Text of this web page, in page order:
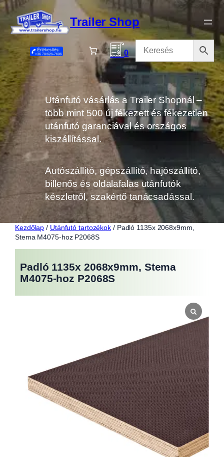
Ugrás
tartalomhoz
Trailer Shop
0
Utánfutó vásárlás a Trailer Shopnál –
több mint 500 új fékezett és fékezetlen
utánfutó garanciával és országos
kiszállítással.
Autószállító, gépszállító, hajószállító,
billenős és oldalafalas utánfutók
készletről, szakértő tanácsadással.
Kezdőlap / Utánfutó tartozékok / Padló 1135x 2068x9mm,
Stema M4075-hoz P2068S
Padló 1135x 2068x9mm, Stema
M4075-hoz P2068S